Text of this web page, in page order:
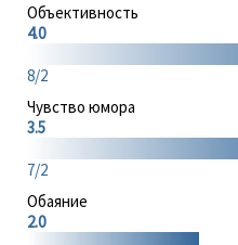
Объективность
4.0
8/2
Чувство юмора
3.5
7/2
Обаяние
2.0